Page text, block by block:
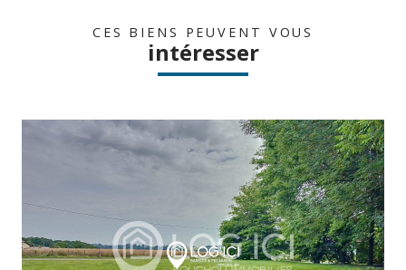
CES BIENS PEUVENT VOUS
intéresser
voir le bien